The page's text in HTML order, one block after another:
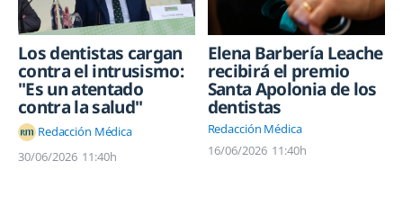
Los dentistas cargan
contra el intrusismo:
"Es un atentado
contra la salud"
Redacción Médica
30/06/2026 11:40h
Elena Barbería Leache
recibirá el premio
Santa Apolonia de los
dentistas
Redacción Médica
16/06/2026 11:40h